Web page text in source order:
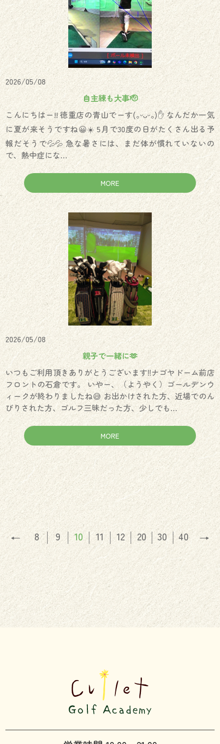
2026/05/08
自主練も大事🫡
こんにちはー!! 徳重店の青山でーす(｡ᵕᴗᵕ｡)✋ なんだか一気
に夏が来そうですね😀☀️ 5月で30度の日がたくさん出る予
報だそうで💦💦 急な暑さには、まだ体が慣れていないの
で、熱中症にな…
MORE
2026/05/08
親子で一緒に🫶
いつもご利用頂きありがとうございます‼️ナゴヤドーム前店
フロントの石倉です。 いやー、（ようやく）ゴールデンウ
ィークが終わりましたね😅 お出かけされた方、近場でのん
びりされた方、ゴルフ三昧だった方、少しでも…
MORE
← 8 9 10 11 12 20 30 40 →